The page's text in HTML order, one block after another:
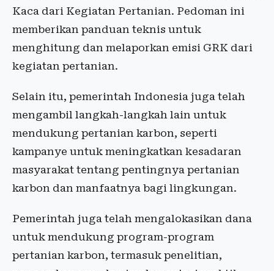
Kaca dari Kegiatan Pertanian. Pedoman ini
memberikan panduan teknis untuk
menghitung dan melaporkan emisi GRK dari
kegiatan pertanian.
Selain itu, pemerintah Indonesia juga telah
mengambil langkah-langkah lain untuk
mendukung pertanian karbon, seperti
kampanye untuk meningkatkan kesadaran
masyarakat tentang pentingnya pertanian
karbon dan manfaatnya bagi lingkungan.
Pemerintah juga telah mengalokasikan dana
untuk mendukung program-program
pertanian karbon, termasuk penelitian,